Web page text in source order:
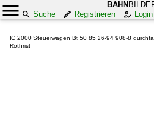
BAHN
Suche
Registrieren Login
IC 2000 Steuerwagen Bt 50 85 26-94 908-8
Rothrist